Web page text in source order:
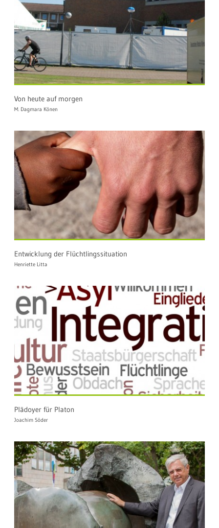
Von heute auf morgen
M. Dagmara Könen
Entwicklung der Flüchtlingssituation
Henriette Litta
Plädoyer für Platon
Joachim Söder